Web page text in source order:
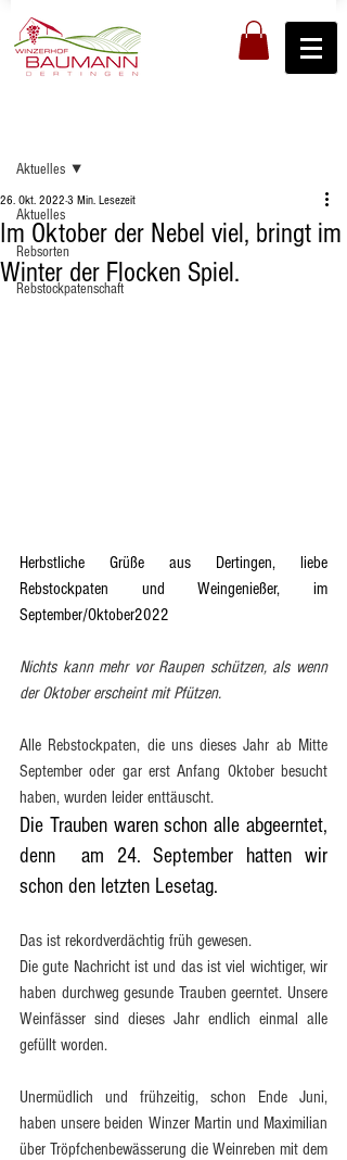
Aktuelles
Rebsorten
Rebstockpatenschaft
Aktuelles
Im Oktober der Nebel viel, bringt im
Winter der Flocken Spiel.
26. Okt. 2022 3 Min. Lesezeit
Herbstliche Grüße aus Dertingen, liebe
Rebstockpaten und Weingenießer, im
September/Oktober2022
Nichts kann mehr vor Raupen schützen, als wenn
der Oktober erscheint mit Pfützen.
Alle Rebstockpaten, die uns dieses Jahr ab Mitte
September oder gar erst Anfang Oktober besucht
haben, wurden leider enttäuscht.
Die Trauben waren schon alle abgeerntet,
denn  am 24. September hatten wir
schon den letzten Lesetag.
Das ist rekordverdächtig früh gewesen.
Die gute Nachricht ist und das ist viel wichtiger, wir
haben durchweg gesunde Trauben geerntet. Unsere
Weinfässer sind dieses Jahr endlich einmal alle
gefüllt worden.
Unermüdlich und frühzeitig, schon Ende Juni,
haben unsere beiden Winzer Martin und Maximilian
über Tröpfchenbewässerung die Weinreben mit dem